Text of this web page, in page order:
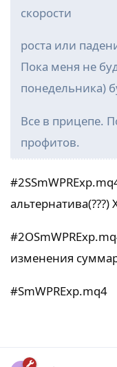
скорости
роста или
Пока меня не
понедельника)
Все в прицепе.
профитов.
альтернатива(???)
изменения